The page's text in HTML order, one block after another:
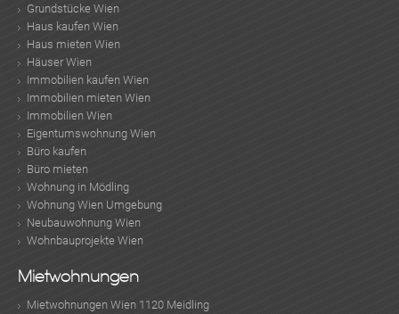
Grundstücke Wien
Haus kaufen Wien
Haus mieten Wien
Häuser Wien
Immobilien kaufen Wien
Immobilien mieten Wien
Immobilien Wien
Eigentumswohnung Wien
Büro kaufen
Büro mieten
Wohnung in Mödling
Wohnung Wien Umgebung
Neubauwohnung Wien
Wohnbauprojekte Wien
Mietwohnungen
Mietwohnungen Wien 1120 Meidling